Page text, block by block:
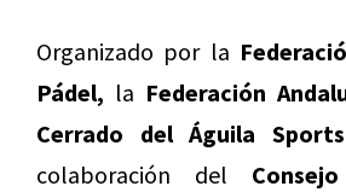
Organizado por la
Pádel, la Federación
Cerrado del Águila
colaboración del